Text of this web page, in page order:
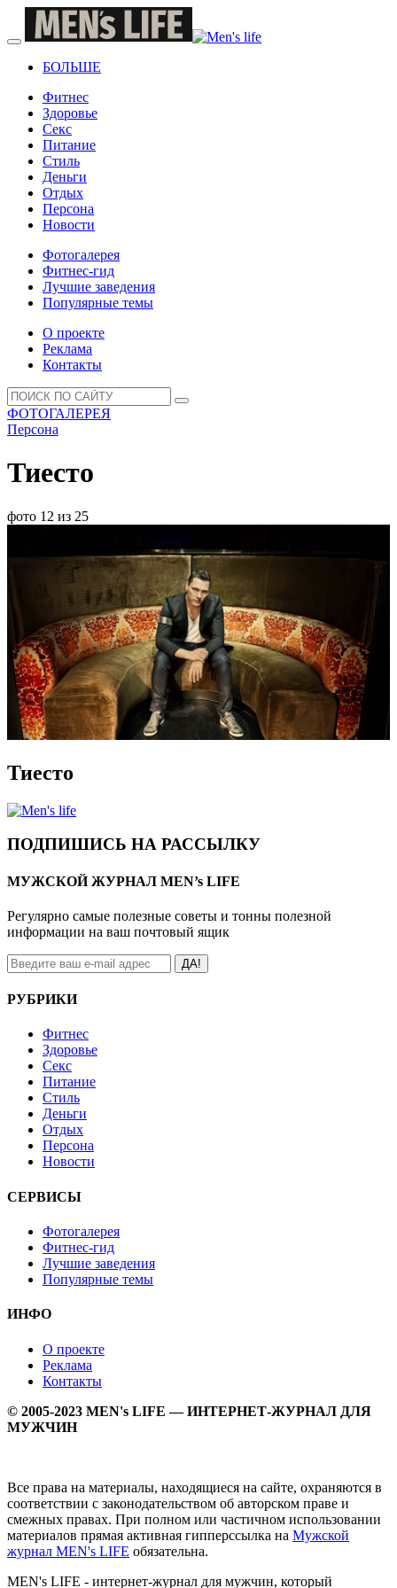
БОЛЬШЕ
Фитнес
Здоровье
Секс
Питание
Стиль
Деньги
Отдых
Персона
Новости
Фотогалерея
Фитнес-гид
Лучшие заведения
Популярные темы
О проекте
Реклама
Контакты
ФОТОГАЛЕРЕЯ
Персона
Тиесто
фото 12 из 25
Тиесто
ПОДПИШИСЬ НА РАССЫЛКУ
МУЖСКОЙ ЖУРНАЛ MEN’s LIFE
Регулярно самые полезные советы и тонны полезной
информации на ваш почтовый ящик
ДА!
РУБРИКИ
Фитнес
Здоровье
Секс
Питание
Стиль
Деньги
Отдых
Персона
Новости
СЕРВИСЫ
Фотогалерея
Фитнес-гид
Лучшие заведения
Популярные темы
ИНФО
О проекте
Реклама
Контакты
© 2005-2023 MEN's LIFE — ИНТЕРНЕТ-ЖУРНАЛ ДЛЯ
МУЖЧИН
Все права на материалы, находящиеся на сайте, охраняются в
соответствии с законодательством об авторском праве и
смежных правах. При полном или частичном использовании
материалов прямая активная гипперссылка на Мужской
журнал MEN's LIFE обязательна.
MEN's LIFE - интернет-журнал для мужчин, который